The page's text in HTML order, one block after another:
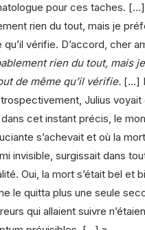
pour ces taches.
rien du tout, mais je
vérifie. D’accord, cher
rien du tout, mais je
de même qu’il vérifie. […]
Julius voyait
cet instant précis, le
s’achevait et où la
invisible, surgissait dans
Oui, la mort s’était bel et
le quitta plus une seule
qui allaient suivre